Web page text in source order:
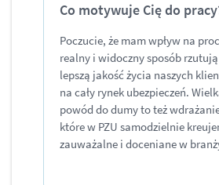
Co motywuje Cię do
Poczucie, że mam wpływ na
realny i widoczny sposób
lepszą jakość życia naszych
na cały rynek ubezpieczeń.
powód do dumy to też
które w PZU samodzielnie
zauważalne i doceniane w